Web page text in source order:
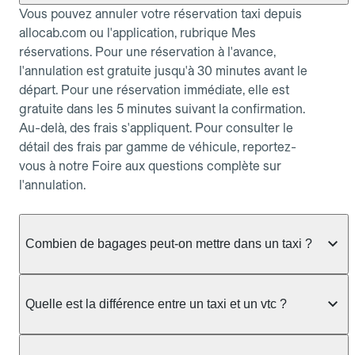
Vous pouvez annuler votre réservation taxi depuis
allocab.com ou l'application, rubrique Mes
réservations. Pour une réservation à l'avance,
l'annulation est gratuite jusqu'à 30 minutes avant le
départ. Pour une réservation immédiate, elle est
gratuite dans les 5 minutes suivant la confirmation.
Au-delà, des frais s'appliquent. Pour consulter le
détail des frais par gamme de véhicule, reportez-
vous à notre Foire aux questions complète sur
l'annulation.
Combien de bagages peut-on mettre dans un taxi ?
taxi berline accueille en général jusqu'à 3 bagages
ou nombreux, précisez-le dans le champ "Message
Quelle est la différence entre un taxi et un vtc ?